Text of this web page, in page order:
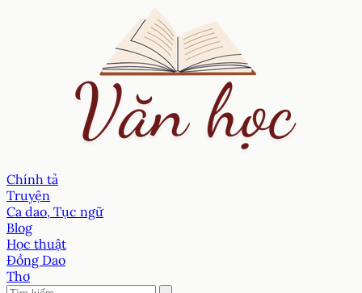
Chính tả
Truyện
Ca dao, Tục ngữ
Blog
Học thuật
Đồng Dao
Thơ